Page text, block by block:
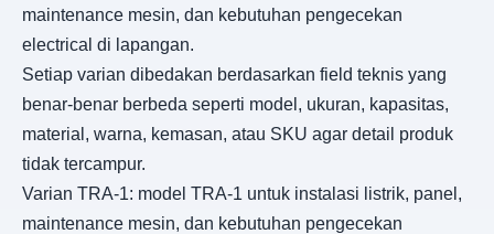
maintenance mesin, dan kebutuhan pengecekan
electrical di lapangan.
Setiap varian dibedakan berdasarkan field teknis yang
benar-benar berbeda seperti model, ukuran, kapasitas,
material, warna, kemasan, atau SKU agar detail produk
tidak tercampur.
Varian TRA-1: model TRA-1 untuk instalasi listrik, panel,
maintenance mesin, dan kebutuhan pengecekan